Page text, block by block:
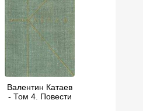
Валентин Катаев
- Том 4. Повести